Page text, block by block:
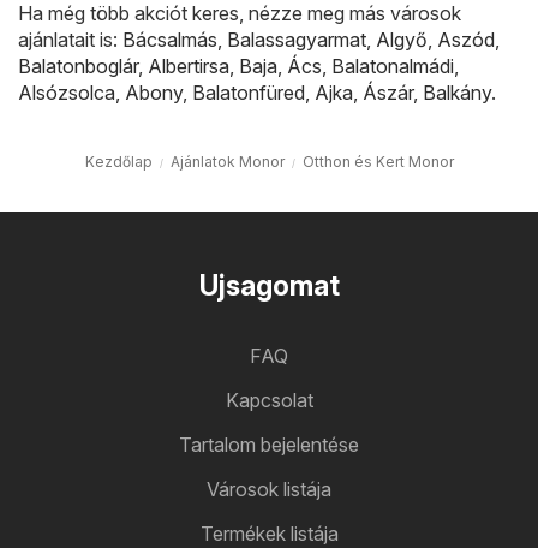
Ha még több akciót keres, nézze meg más városok
ajánlatait is: Bácsalmás, Balassagyarmat, Algyő, Aszód,
Balatonboglár, Albertirsa, Baja, Ács, Balatonalmádi,
Alsózsolca, Abony, Balatonfüred, Ajka, Ászár, Balkány.
Kezdőlap Ajánlatok Monor Otthon és Kert Monor
Ujsagomat
FAQ
Kapcsolat
Tartalom bejelentése
Városok listája
Termékek listája